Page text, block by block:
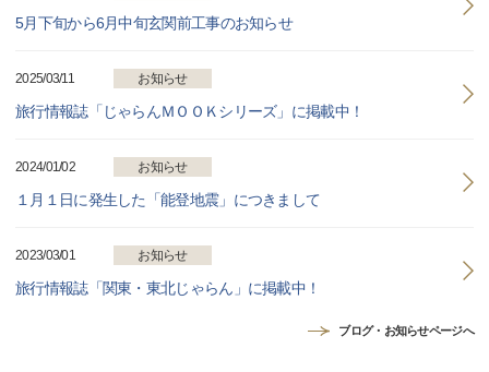
5月下旬から6月中旬玄関前工事のお知らせ
2025/03/11 お知らせ
旅行情報誌「じゃらんＭＯＯＫシリーズ」に掲載中！
2024/01/02 お知らせ
１月１日に発生した「能登地震」につきまして
2023/03/01 お知らせ
旅行情報誌「関東・東北じゃらん」に掲載中！
ブログ・お知らせページへ